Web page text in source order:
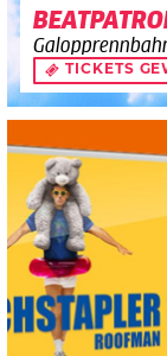
TICKETS